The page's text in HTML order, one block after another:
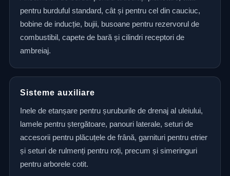
pentru burduful standard, cât și pentru cel din cauciuc,
bobine de inducție, bujii, busoane pentru rezervorul de
combustibil, capete de bară și cilindri receptori de
ambreiaj.
Sisteme auxiliare
Inele de etanșare pentru șuruburile de drenaj al uleiului,
lamele pentru ștergătoare, panouri laterale, seturi de
accesorii pentru plăcuțele de frână, garnituri pentru etrier
și seturi de rulmenți pentru roți, precum și simeringuri
pentru arborele cotit.